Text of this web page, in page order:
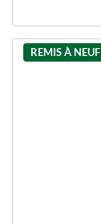
REMIS À NEUF